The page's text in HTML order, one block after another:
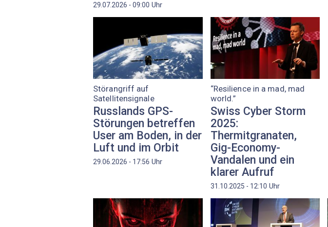
29.07.2026 - 09:00 Uhr
Störangriff auf
Satellitensignale
Russlands GPS-
Störungen betreffen
User am Boden, in der
Luft und im Orbit
29.06.2026 - 17:56 Uhr
“Resilience in a mad, mad
world.”
Swiss Cyber Storm
2025:
Thermitgranaten,
Gig-Economy-
Vandalen und ein
klarer Aufruf
31.10.2025 - 12:10 Uhr